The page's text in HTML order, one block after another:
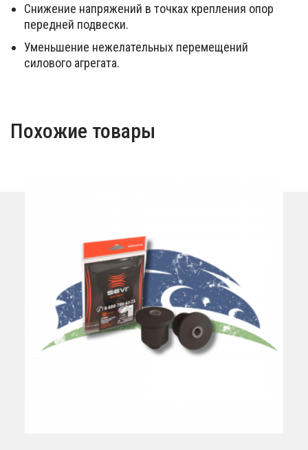
Снижение напряжений в точках крепления опор
передней подвески.
Уменьшение нежелательных перемещений
силового агрегата.
Похожие товары